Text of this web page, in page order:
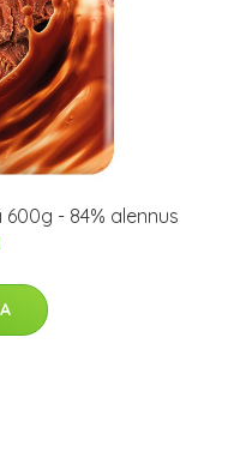
- 84% alennus